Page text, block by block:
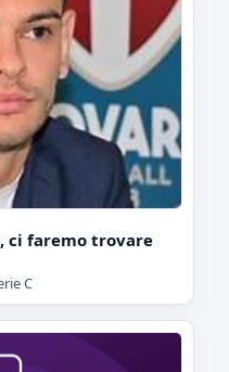
ci faremo trovare
C